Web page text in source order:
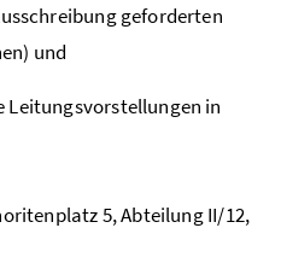
geforderten
und
Leitungsvorstellungen in
5, Abteilung II/12,